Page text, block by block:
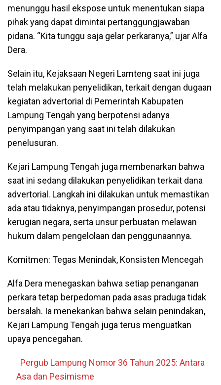
menunggu hasil ekspose untuk menentukan siapa
pihak yang dapat dimintai pertanggungjawaban
pidana. “Kita tunggu saja gelar perkaranya,” ujar Alfa
Dera.
Selain itu, Kejaksaan Negeri Lamteng saat ini juga
telah melakukan penyelidikan, terkait dengan dugaan
kegiatan advertorial di Pemerintah Kabupaten
Lampung Tengah yang berpotensi adanya
penyimpangan yang saat ini telah dilakukan
penelusuran.
Kejari Lampung Tengah juga membenarkan bahwa
saat ini sedang dilakukan penyelidikan terkait dana
advertorial. Langkah ini dilakukan untuk memastikan
ada atau tidaknya, penyimpangan prosedur, potensi
kerugian negara, serta unsur perbuatan melawan
hukum dalam pengelolaan dan penggunaannya.
Komitmen: Tegas Menindak, Konsisten Mencegah
Alfa Dera menegaskan bahwa setiap penanganan
perkara tetap berpedoman pada asas praduga tidak
bersalah. Ia menekankan bahwa selain penindakan,
Kejari Lampung Tengah juga terus menguatkan
upaya pencegahan.
Pergub Lampung Nomor 36 Tahun 2025: Antara
Asa dan Pesimisme